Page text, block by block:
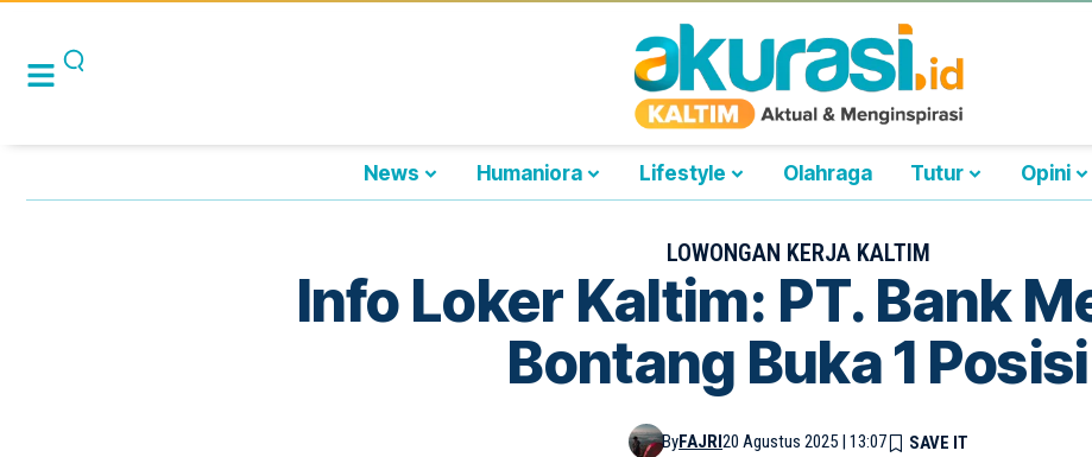
News Humaniora Lifestyle Olahraga Tutur Opini
LOWONGAN KERJA KALTIM
Info Loker Kaltim: PT. Bank
Bontang Buka 1 Posisi
ByFAJRI20 Agustus 2025 | 13:07